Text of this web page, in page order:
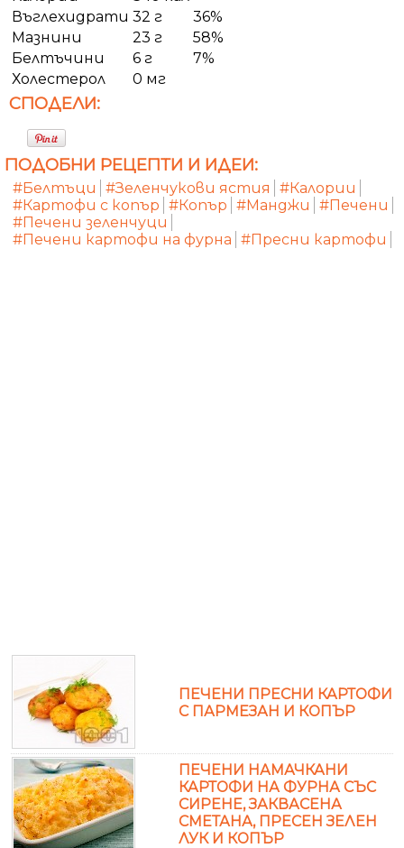
Въглехидрати 32 г
36%
Мазнини
23 г
58%
Белтъчини
6 г
7%
Холестерол
0 мг
СПОДЕЛИ:
ПОДОБНИ РЕЦЕПТИ И ИДЕИ:
#Белтъци #Зеленчукови ястия
#Калории
#Картофи с копър #Копър #Манджи
#Печени
#Печени зеленчуци
#Печени картофи на фурна #Пресни картофи
ПЕЧЕНИ ПРЕСНИ КАРТОФИ
С ПАРМЕЗАН И КОПЪР
ПЕЧЕНИ НАМАЧКАНИ
КАРТОФИ НА ФУРНА СЪС
СИРЕНЕ, ЗАКВАСЕНА
СМЕТАНА, ПРЕСЕН ЗЕЛЕН
ЛУК И КОПЪР